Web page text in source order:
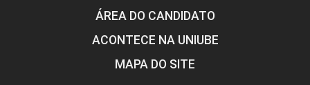
ÁREA DO CANDIDATO
ACONTECE NA UNIUBE
MAPA DO SITE